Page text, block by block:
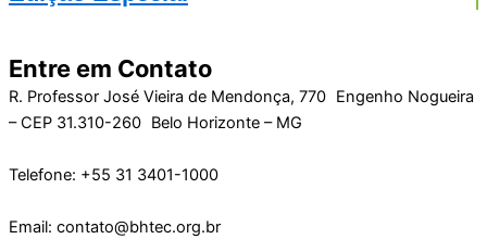
Entre em Contato
R. Professor José Vieira de Mendonça, 770 Engenho Nogueira
– CEP 31.310-260 Belo Horizonte – MG
Telefone: +55 31 3401-1000
Email: contato@bhtec.org.br